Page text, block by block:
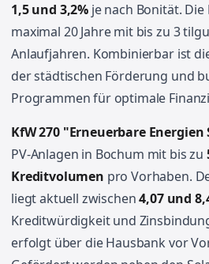
1,5 und 3,2% je nach Bonität.
maximal 20 Jahre mit bis zu 3
Anlaufjahren. Kombinierbar ist
der städtischen Förderung und
Programmen für optimale
KfW 270 "Erneuerbare
PV-Anlagen in Bochum mit bis zu
Kreditvolumen pro Vorhaben.
liegt aktuell zwischen4,07 und
Kreditwürdigkeit und
erfolgt über die Hausbank vor